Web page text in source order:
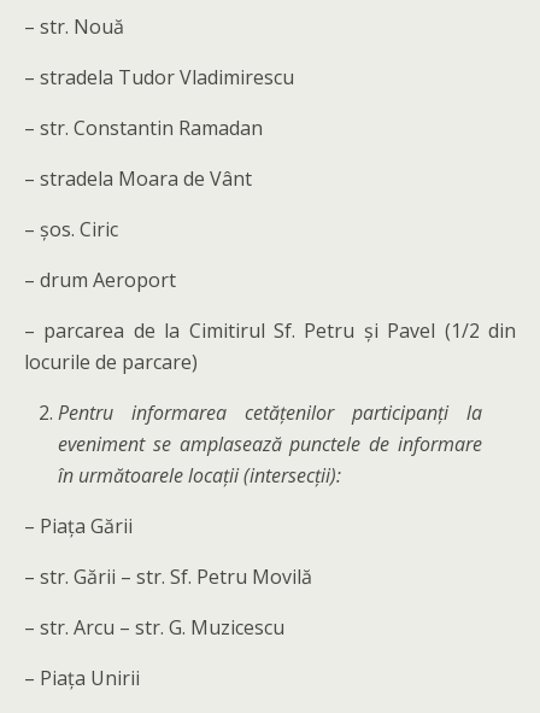
– str. Nouă
– stradela Tudor Vladimirescu
– str. Constantin Ramadan
– stradela Moara de Vânt
– șos. Ciric
– drum Aeroport
– parcarea de la Cimitirul Sf. Petru și Pavel (1/2 din
locurile de parcare)
Pentru informarea cetățenilor participanți la
eveniment se amplasează punctele de informare
în următoarele locații (intersecții):
– Piața Gării
– str. Gării – str. Sf. Petru Movilă
– str. Arcu – str. G. Muzicescu
– Piața Unirii